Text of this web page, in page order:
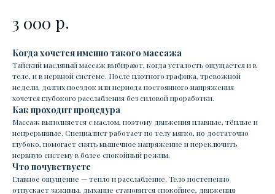
3 000 р.
Когда хочется именно такого массажа
Тайский масляный массаж выбирают, когда усталость ощущается и в
теле, и в нервной системе. После плотного графика, тревожной
недели, долгих поездок или периода постоянного напряжения
хочется глубокого расслабления без силовой проработки.
Как проходит процедура
Массаж выполняется с маслом, поэтому движения плавные, тёплые и
непрерывные. Специалист работает по телу мягко, но достаточно
глубоко, помогает снять мышечное напряжение и переключить
нервную систему в более спокойный режим.
Что почувствуете
Главное ощущение — тепло и расслабление. Тело постепенно
отпускает зажимы, дыхание становится спокойнее, движения